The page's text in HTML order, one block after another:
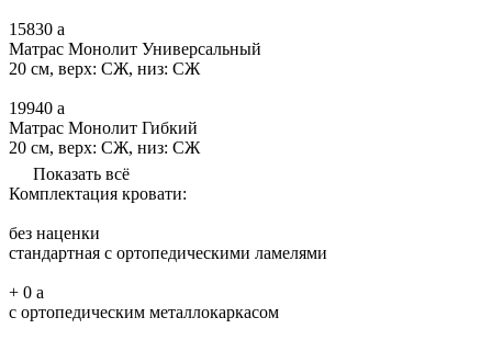
15830 a
Матрас Монолит Универсальный
20 см, верх: СЖ, низ: СЖ
19940 a
Матрас Монолит Гибкий
20 см, верх: СЖ, низ: СЖ
Показать всё
Комплектация кровати:
без наценки
стандартная с ортопедическими ламелями
+ 0 a
с ортопедическим металлокаркасом